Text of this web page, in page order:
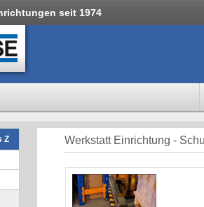
seit 1974
Z
Werkstatt Einrichtung -